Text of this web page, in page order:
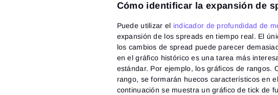
Cómo identificar la expansión de
Puede utilizar el indicador de profundidad de
expansión de los spreads en tiempo real. El
los cambios de spread puede parecer
en el gráfico histórico es una tarea más
estándar. Por ejemplo, los gráficos de rangos.
rango, se formarán huecos característicos en
continuación se muestra un gráfico de tick de
Correo
Contraseña
Introduce
para
Correo
Correo